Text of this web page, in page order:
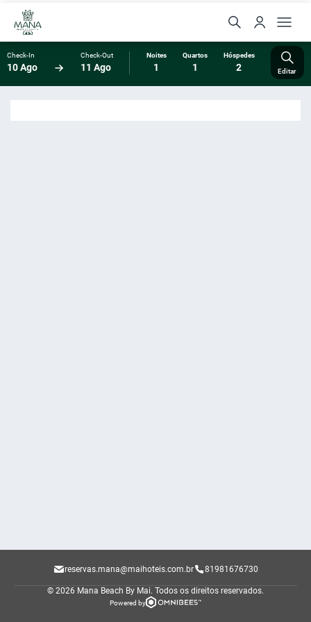
Check-In
10 Ago
Check-Out
11 Ago
Noites
1
Quartos
1
Hóspedes
2 Editar
reservas.mana@maihoteis.com.br 81981676730
© 2026 Mana Beach By Mai. Todos os direitos reservados.
Powered by